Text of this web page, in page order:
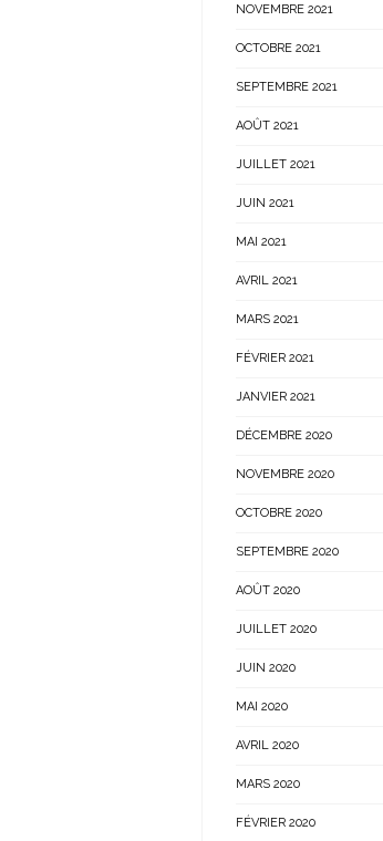
NOVEMBRE 2021
OCTOBRE 2021
SEPTEMBRE 2021
AOÛT 2021
JUILLET 2021
JUIN 2021
MAI 2021
AVRIL 2021
MARS 2021
FÉVRIER 2021
JANVIER 2021
DÉCEMBRE 2020
NOVEMBRE 2020
OCTOBRE 2020
SEPTEMBRE 2020
AOÛT 2020
JUILLET 2020
JUIN 2020
MAI 2020
AVRIL 2020
MARS 2020
FÉVRIER 2020